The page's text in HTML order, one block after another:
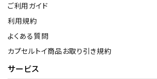
ご利用ガイド
利用規約
よくある質問
カプセルトイ商品お取り引き規約
サービス